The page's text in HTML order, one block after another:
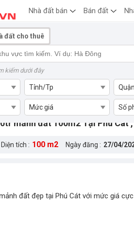
mảnh đất 100m2 Tại Phú Cát
Diện tích : 100 m2 Ngày đăng : 27/04/
đất đẹp tại Phú Cát với mức giá cực
đất cho thuê
kiếm dưới đây
Tỉnh/Tp
Mức giá Số
Nhà đất bán Bán đất